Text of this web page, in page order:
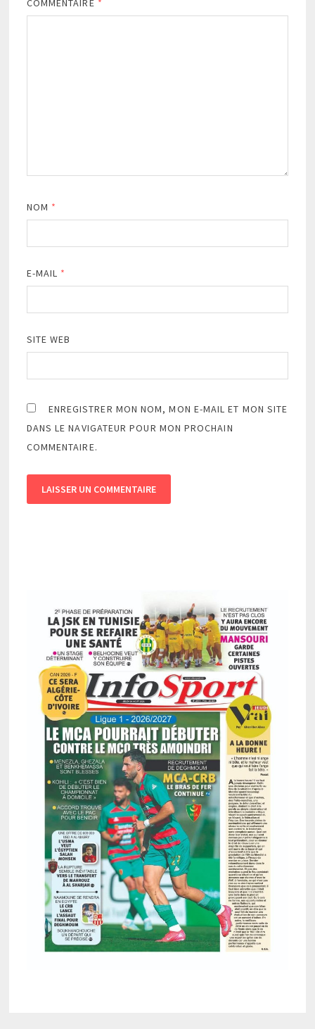
COMMENTAIRE *
NOM *
E-MAIL *
SITE WEB
ENREGISTRER MON NOM, MON E-MAIL ET MON SITE
DANS LE NAVIGATEUR POUR MON PROCHAIN
COMMENTAIRE.